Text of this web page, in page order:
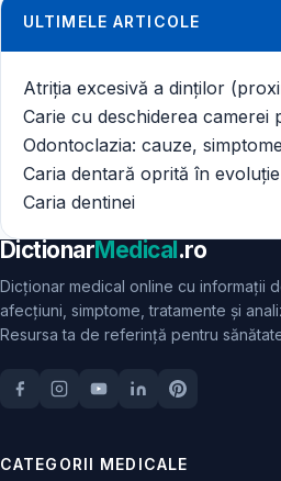
ULTIMELE ARTICOLE
Atriția excesivă a dinților
Carie cu deschiderea camerei
Odontoclazia: cauze,
Caria dentară oprită în evoluție
Caria dentinei
DictionarMedical.ro
Dicționar medical online cu informații
afecțiuni, simptome, tratamente și
Resursa ta de referință pentru
CATEGORII MEDICALE